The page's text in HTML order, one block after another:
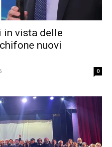
in vista delle
nuovi
0